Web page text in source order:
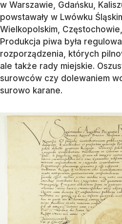
w Warszawie, Gdańsku,
powstawały w Lwówku
Wielkopolskim,
Produkcja piwa była
rozporządzenia, których
ale także rady miejskie.
surowców czy dolewaniem
surowo karane.